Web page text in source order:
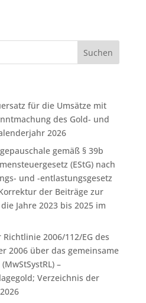
für die Umsätze mit
des Gold- und
2026
gemäß § 39b
(EStG) nach
und -entlastungsgesetz
der Beiträge zur
Jahre 2023 bis 2025 im
2006/112/EG des
2006 über das gemeinsame
–
Verzeichnis der